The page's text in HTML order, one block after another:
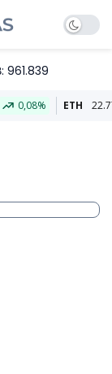
961.839
ETH 22.775,60 BOB